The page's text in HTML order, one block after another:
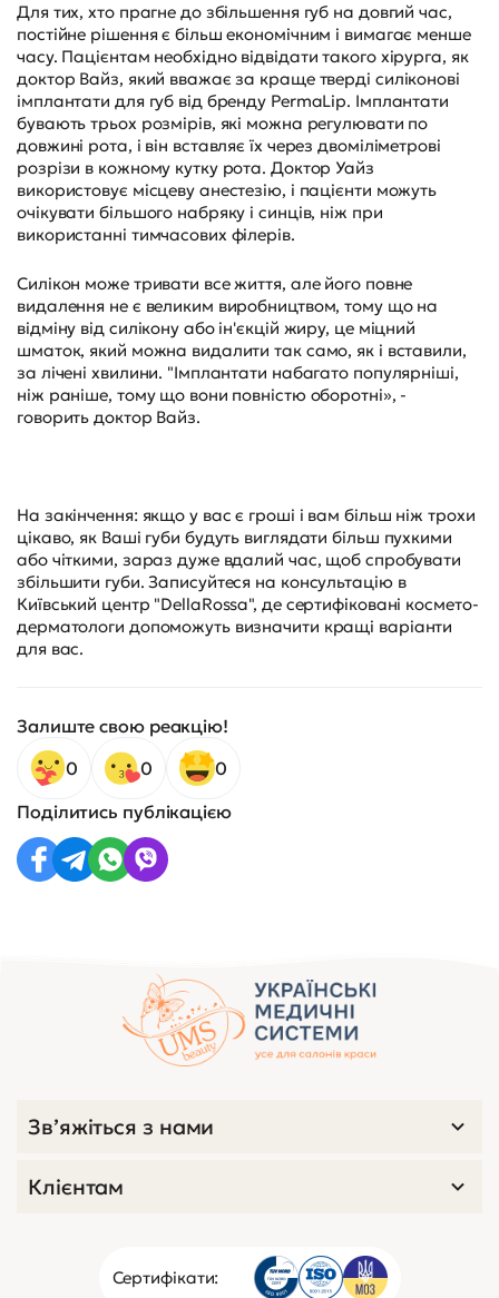
Для тих, хто прагне до збільшення губ на довгий час,
постійне рішення є більш економічним і вимагає менше
часу. Пацієнтам необхідно відвідати такого хірурга, як
доктор Вайз, який вважає за краще тверді силіконові
імплантати для губ від бренду PermaLip. Імплантати
бувають трьох розмірів, які можна регулювати по
довжині рота, і він вставляє їх через двоміліметрові
розрізи в кожному кутку рота. Доктор Уайз
використовує місцеву анестезію, і пацієнти можуть
очікувати більшого набряку і синців, ніж при
використанні тимчасових філерів.
Силікон може тривати все життя, але його повне
видалення не є великим виробництвом, тому що на
відміну від силікону або ін'єкцій жиру, це міцний
шматок, який можна видалити так само, як і вставили,
за лічені хвилини. "Імплантати набагато популярніші,
ніж раніше, тому що вони повністю оборотні», -
говорить доктор Вайз.
На закінчення: якщо у вас є гроші і вам більш ніж трохи
цікаво, як Ваші губи будуть виглядати більш пухкими
або чіткими, зараз дуже вдалий час, щоб спробувати
збільшити губи. Записуйтеся на консультацію в
Київський центр "DellaRossa", де сертифіковані космето-
дерматологи допоможуть визначити кращі варіанти
для вас.
Залиште свою реакцію!
0
0
0
Поділитись публікацією
Сертифікати:
Зв’яжіться з нами
Клієнтам